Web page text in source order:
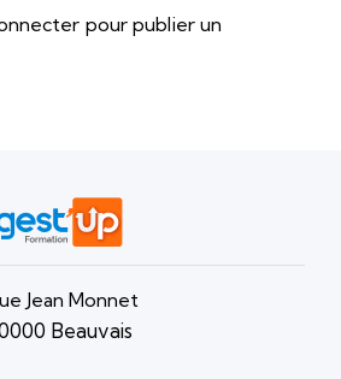
pour publier un
Jean Monnet
Beauvais